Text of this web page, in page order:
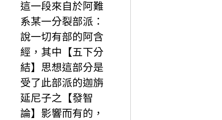
這一段來自於阿難
系某一分裂部派：
說一切有部的阿含
經，其中【五下分
結】思想這部分是
受了此部派的迦旃
延尼子之【發智
論】影響而有的，